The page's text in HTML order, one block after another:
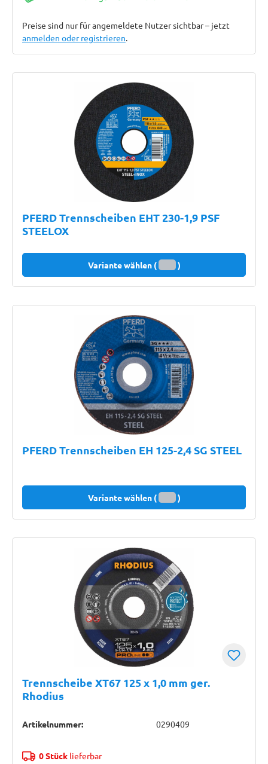
Preise sind nur für angemeldete Nutzer sichtbar – jetzt
anmelden oder registrieren.
PFERD Trennscheiben EHT 230-1,9 PSF
STEELOX
Variante wählen ( )
PFERD Trennscheiben EH 125-2,4 SG STEEL
Variante wählen ( )
Trennscheibe XT67 125 x 1,0 mm ger.
Rhodius
Artikelnummer: 0290409
0 Stücklieferbar